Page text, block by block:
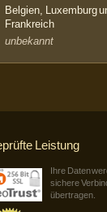
Belgien, Luxemburg
Frankreich
unbekannt
Leistung
Ihre Daten
sichere
übertragen.